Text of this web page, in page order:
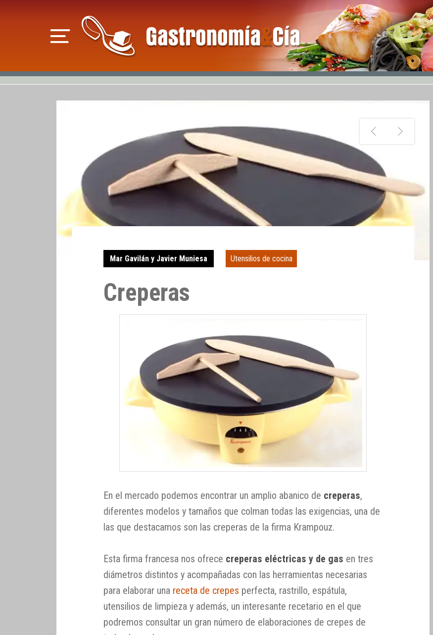
Mar Gavilán y Javier Muniesa Utensilios de cocina
Creperas
En el mercado podemos encontrar un amplio abanico de creperas,
diferentes modelos y tamaños que colman todas las exigencias, una de
las que destacamos son las creperas de la firma Krampouz.
Esta firma francesa nos ofrece creperas eléctricas y de gas en tres
diámetros distintos y acompañadas con las herramientas necesarias
para elaborar una receta de crepes perfecta, rastrillo, espátula,
utensilios de limpieza y además, un interesante recetario en el que
podremos consultar un gran número de elaboraciones de crepes de